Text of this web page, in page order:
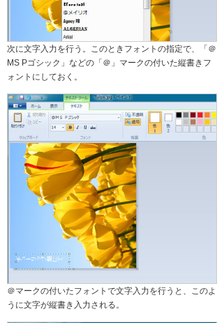
次に文字入力を行う。このときフォントの指定で、「＠
MS Pゴシック」などの「＠」マークの付いた縦書きフ
ォントにしておく。
＠マークの付いたフォントで文字入力を行うと、このよ
うに文字が縦書き入力される。